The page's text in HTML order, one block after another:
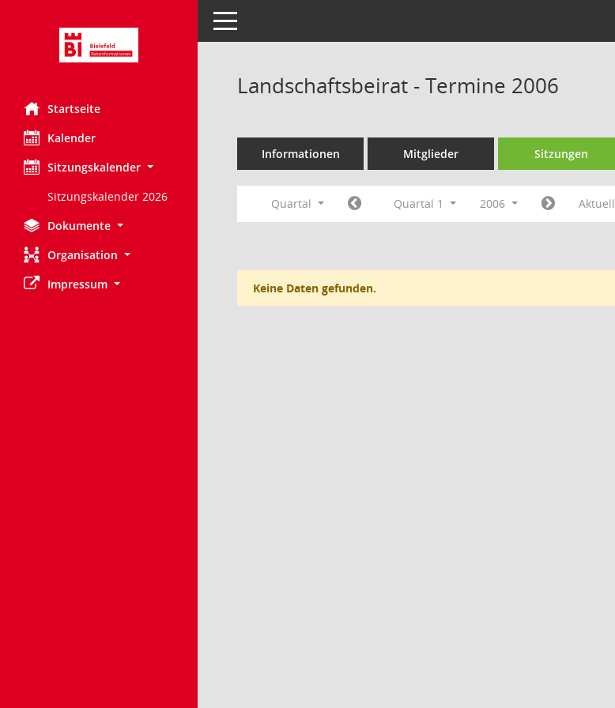
Startseite
Kalender
Sitzungskalender
Sitzungskalender 2026
Dokumente
Organisation
Impressum
Toggle navigation
Landschaftsbeirat - Termine 2006
Informationen Mitglieder Sitzungen
Quartal Quartal 1 2006 Aktuell
Keine Daten gefunden.